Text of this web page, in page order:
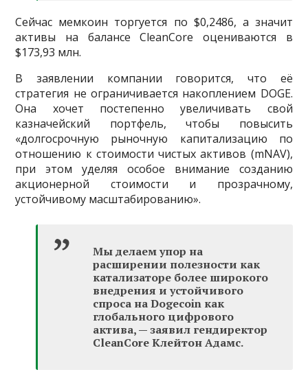
Сейчас мемкоин торгуется по $0,2486, а значит
активы на балансе CleanCore оцениваются в
$173,93 млн.
В заявлении компании говорится, что её
стратегия не ограничивается накоплением DOGE.
Она хочет постепенно увеличивать свой
казначейский портфель, чтобы повысить
«долгосрочную рыночную капитализацию по
отношению к стоимости чистых активов (mNAV),
при этом уделяя особое внимание созданию
акционерной стоимости и прозрачному,
устойчивому масштабированию».
Мы делаем упор на
расширении полезности как
катализаторе более широкого
внедрения и устойчивого
спроса на Dogecoin как
глобального цифрового
актива, — заявил гендиректор
CleanCore Клейтон Адамс.